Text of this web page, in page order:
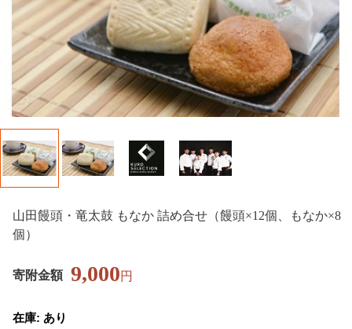
山田饅頭・竜太鼓 もなか 詰め合せ（饅頭×12個、もなか×8
個）
寄附金額 9,000円
在庫: あり